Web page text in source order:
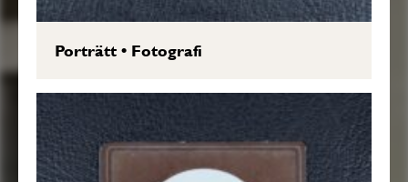
Porträtt• Fotografi